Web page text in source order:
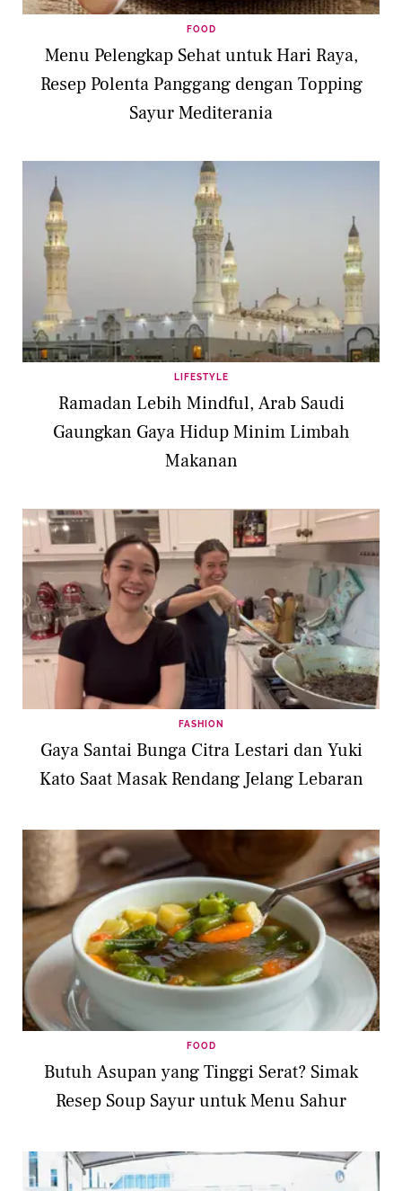
FOOD
Menu Pelengkap Sehat untuk Hari Raya,
Resep Polenta Panggang dengan Topping
Sayur Mediterania
LIFESTYLE
Ramadan Lebih Mindful, Arab Saudi
Gaungkan Gaya Hidup Minim Limbah
Makanan
FASHION
Gaya Santai Bunga Citra Lestari dan Yuki
Kato Saat Masak Rendang Jelang Lebaran
FOOD
Butuh Asupan yang Tinggi Serat? Simak
Resep Soup Sayur untuk Menu Sahur